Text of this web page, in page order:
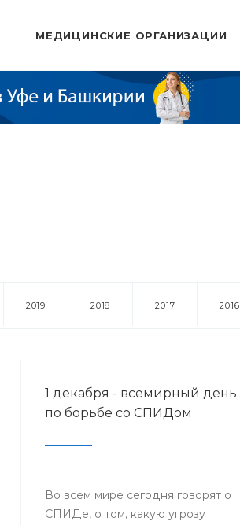
МЕДИЦИНСКИЕ ОРГАНИЗАЦИИ
2019 2018 2017 2016
1 декабря - всемирный день
по борьбе со СПИДом
Во всем мире сегодня говорят о
СПИДе, о том, какую угрозу